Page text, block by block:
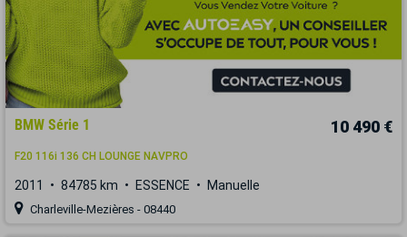
BMW Série 1 10 490 €
F20 116i 136 CH LOUNGE NAVPRO
2011 84785 km ESSENCE Manuelle
Charleville-Mezières - 08440